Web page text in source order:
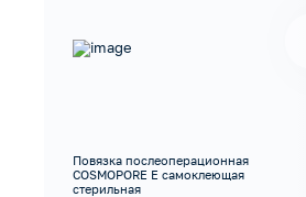
Повязка послеоперационная
COSMOPORE E самоклеющая
стерильная